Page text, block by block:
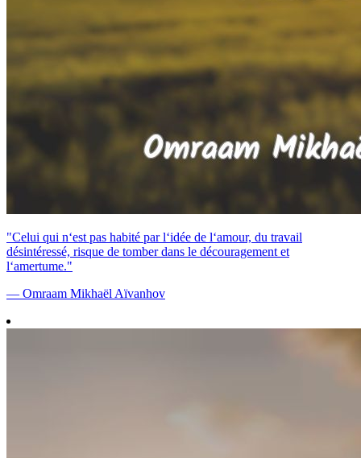
"Celui qui n‘est pas habité par l‘idée de l‘amour, du travail
désintéressé, risque de tomber dans le découragement et
l‘amertume."
— Omraam Mikhaël Aïvanhov